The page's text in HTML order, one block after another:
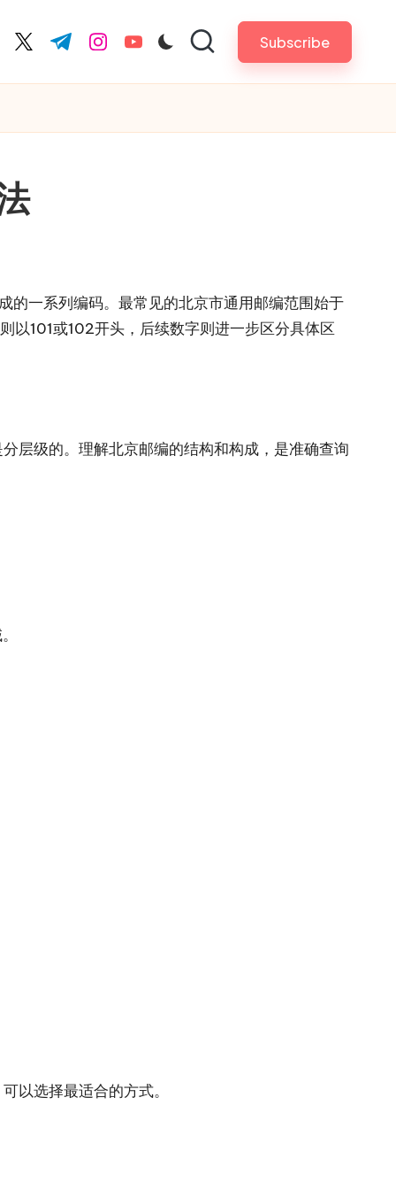
twitter.com
t.me instagram.com
youtube.com Subscribe
的一系列编码。最常见的北京市通用邮编范围始于
以101或102开头，后续数字则进一步区分具体区
层级的。理解北京邮编的结构和构成，是准确查询
以选择最适合的方式。